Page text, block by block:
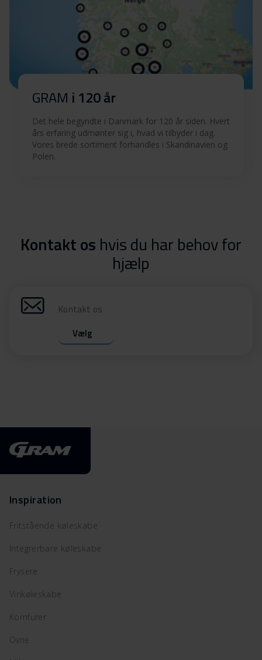
GRAM i 120 år
Det hele begyndte i Danmark for 120 år siden. Hvert
års erfaring udmønter sig i, hvad vi tilbyder i dag.
Vores brede sortiment forhandles i Skandinavien og
Polen.
Kontakt os hvis du har behov for
hjælp
Kontakt os
Vælg
Inspiration
Fritstående køleskabe
Integrerbare køleskabe
Frysere
Vinkøleskabe
Komfurer
Ovne